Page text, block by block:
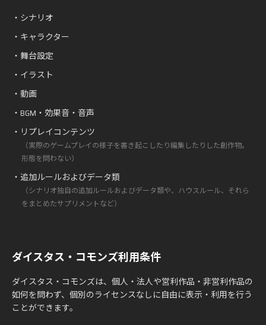
・シナリオ
・キャラクター
・舞台設定
・イラスト
・動画
・BGM・効果音・音声
・リプレイコンテンツ
（実際のゲームプレイの様子を書き起こしたり編集したりした創作物。
形態を問わない）
・追加ルールおよびデータ類
（シナリオ独自の追加ルールおよびデータ類や、ハウスルール、それら
をまとめたサプリメントなど）
ダイスタス・コモンズ利用条件
ダイスタス・コモンズは、個人・法人や営利作品・非営利作品の
如何を問わず、個別のライセンスなしに自由に表示・利用を行う
ことができます。